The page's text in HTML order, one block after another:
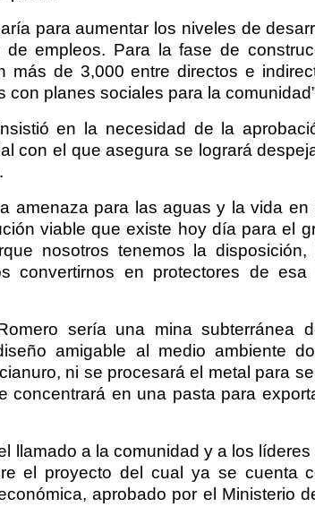
para aumentar los niveles de
empleos. Para la fase de
más de 3,000 entre directos e
con planes sociales para la
en la necesidad de la
con el que asegura se logrará
amenaza para las aguas y la vida
viable que existe hoy día para el
nosotros tenemos la
convertirnos en protectores de esa
sería una mina subterránea
amigable al medio ambiente
ni se procesará el metal para
concentrará en una pasta para
llamado a la comunidad y a los
el proyecto del cual ya se cuenta
aprobado por el Ministerio